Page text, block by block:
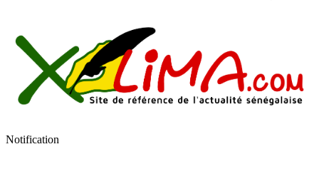
Notification